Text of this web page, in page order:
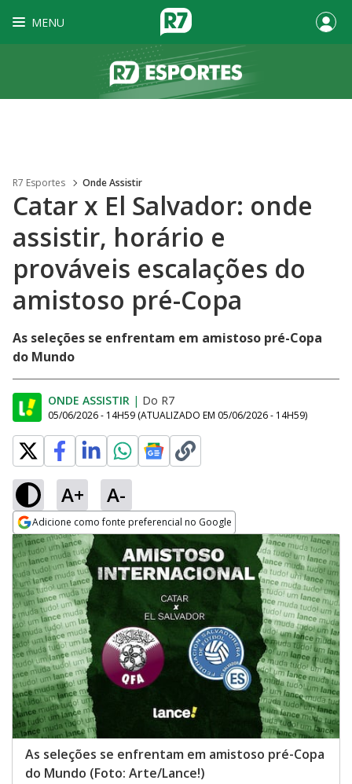
MENU
R7 Esportes Onde Assistir
Catar x El Salvador: onde
assistir, horário e
prováveis escalações do
amistoso pré-Copa
As seleções se enfrentam em amistoso pré-Copa
do Mundo
ONDE ASSISTIR | Do R7
05/06/2026 - 14H59 (ATUALIZADO EM 05/06/2026 - 14H59)
A+ A-
Adicione como fonte preferencial no Google
Opens in new window
As seleções se enfrentam em amistoso pré-Copa
do Mundo (Foto: Arte/Lance!)